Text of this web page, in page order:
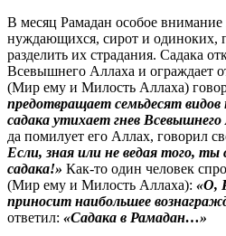
В месяц Рамадан особое
нуждающихся, сирот и одиноких,
разделить их страдания. Садака
Всевышнего Аллаха и ограждает
(Мир ему и Милость Аллаха)
предотвращает семьдесят
садака утихает гнев Всевышнего
да помилует его Аллах, говорил
Если, зная или не ведая того, ты
садака!» Как-то один человек
(Мир ему и Милость Аллаха): «О,
приносит наибольшее
ответил: «Садака в Рамадан…»